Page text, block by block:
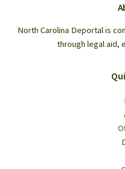
North Carolina Deportal is
through legal aid,